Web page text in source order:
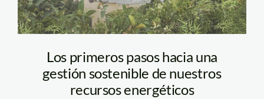
Los primeros pasos hacia una
gestión sostenible de nuestros
recursos energéticos